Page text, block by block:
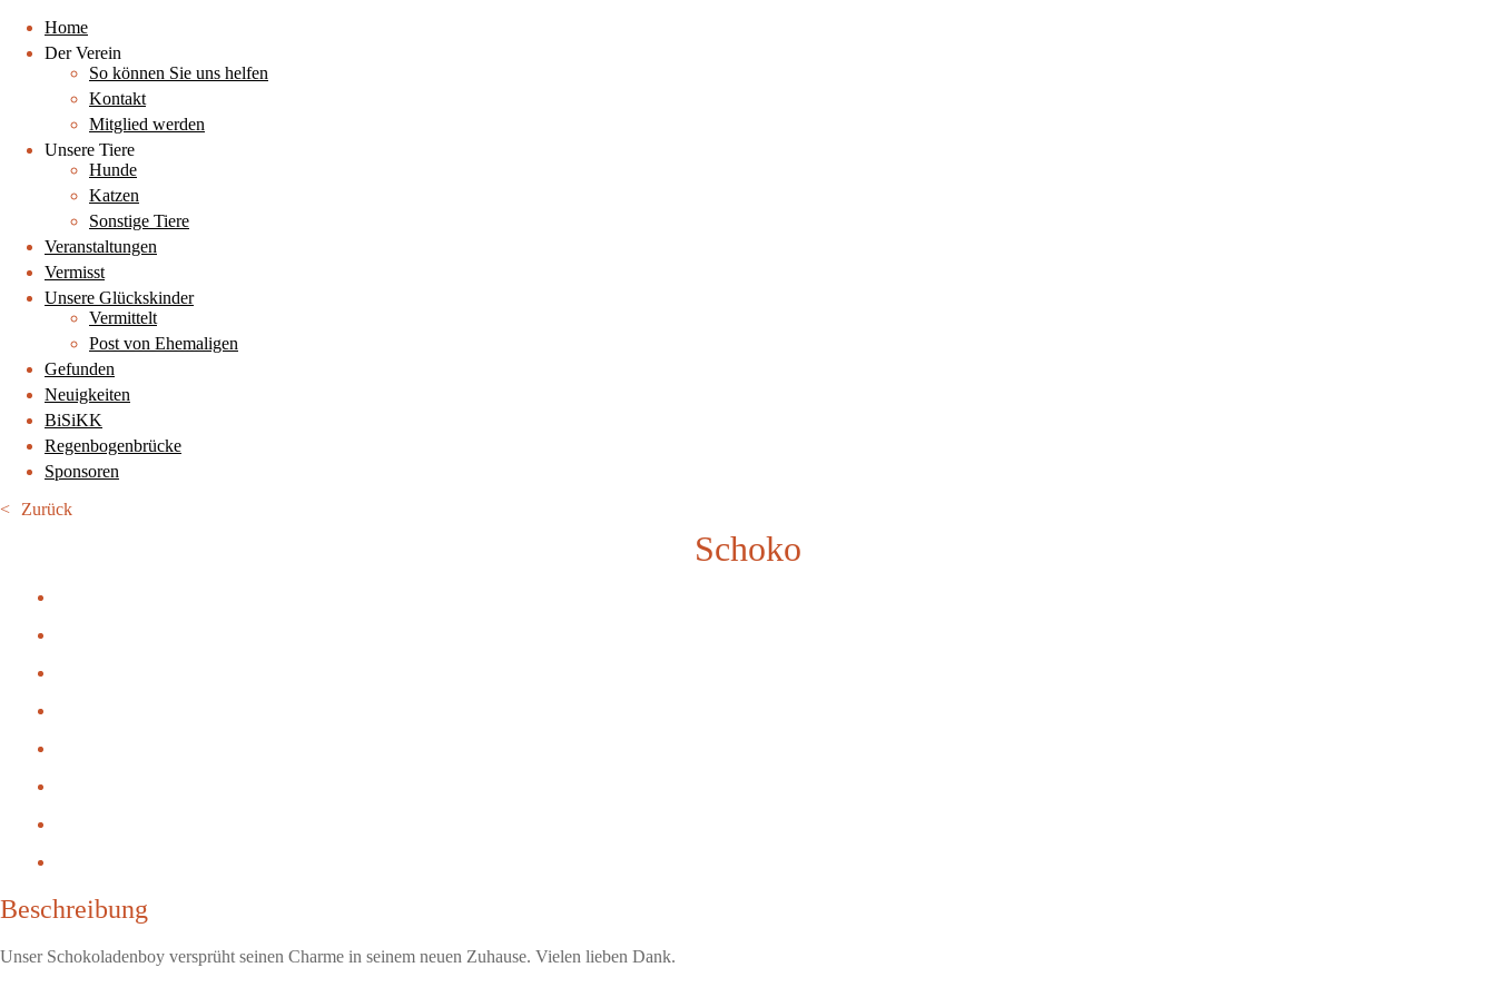
Home
Der Verein
So können Sie uns helfen
Kontakt
Mitglied werden
Unsere Tiere
Hunde
Katzen
Sonstige Tiere
Veranstaltungen
Vermisst
Unsere Glückskinder
Vermittelt
Post von Ehemaligen
Gefunden
Neuigkeiten
BiSiKK
Regenbogenbrücke
Sponsoren
Zurück
Schoko
Beschreibung
Unser Schokoladenboy versprüht seinen Charme in seinem neuen Zuhause. Vielen lieben Dank.